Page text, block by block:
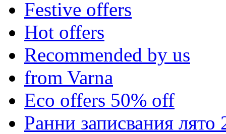
Festive offers
Hot offers
Recommended by us
from Varna
Eco offers 50% off
Ранни записвания лято